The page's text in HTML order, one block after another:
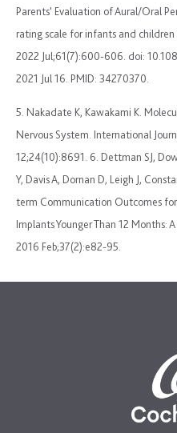
Parents' Evaluation of Aural/Oral
rating scale for infants and children
2022 Jul;61(7):600-606. doi:
2021 Jul 16. PMID: 34270370.
5. Nakadate K, Kawakami K.
Nervous System. International
12;24(10):8691. 6. Dettman SJ,
Y, Davis A, Dornan D, Leigh J,
term Communication Outcomes
Implants Younger Than 12
2016 Feb;37(2):e82-95.